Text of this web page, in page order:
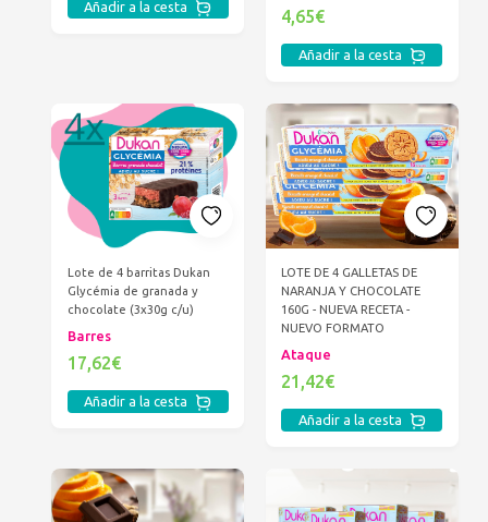
Añadir a la cesta
4,65€
Añadir a la cesta
Lote de 4 barritas Dukan
Glycémia de granada y
chocolate (3x30g c/u)
Barres
17,62€
Añadir a la cesta
LOTE DE 4 GALLETAS DE
NARANJA Y CHOCOLATE
160G - NUEVA RECETA -
NUEVO FORMATO
Ataque
21,42€
Añadir a la cesta